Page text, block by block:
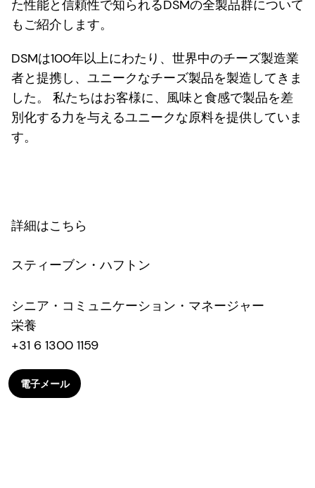
た性能と信頼性で知られるDSMの全製品群について
もご紹介します。
DSMは100年以上にわたり、世界中のチーズ製造業
者と提携し、ユニークなチーズ製品を製造してきま
した。 私たちはお客様に、風味と食感で製品を差
別化する力を与えるユニークな原料を提供していま
す。
詳細はこちら
スティーブン・ハフトン
シニア・コミュニケーション・マネージャー
栄養
+31 6 1300 1159
電子メール